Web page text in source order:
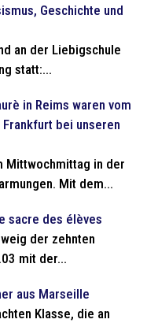
Geschichte und
an der Liebigschule
statt:...
in Reims waren vom
bei unseren
Mittwochmittag in der
Mit dem...
sacre des élèves
der zehnten
mit der...
aus Marseille
Klasse, die an